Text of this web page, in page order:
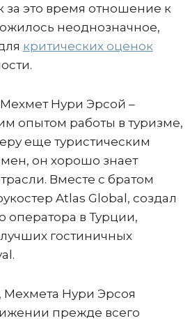
за это время отношение к
неоднозначное,
критических оценок
Нури Эрсой –
опытом работы в туризме,
еще туристическим
он хорошо знает
Вместе с братом
Atlas Global, создал
оператора в Турции,
гостиничных
Мехмета Нури Эрсоя
прежде всего